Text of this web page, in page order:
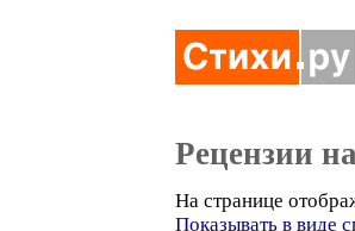
Рецензии
На странице
Показывать в виде